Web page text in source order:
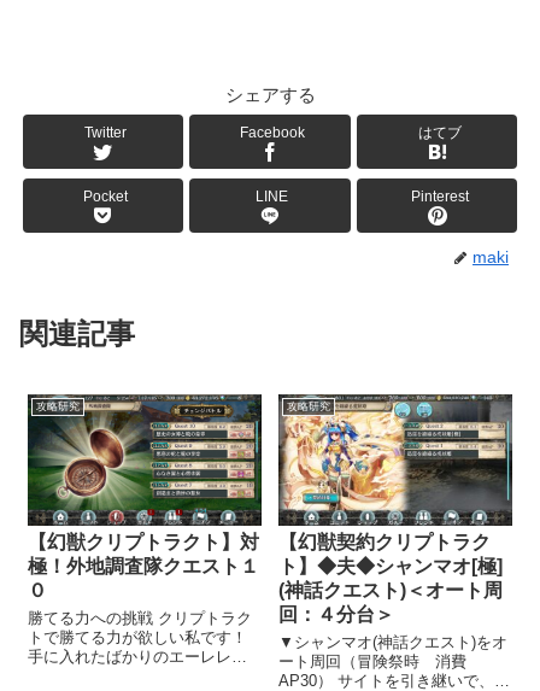
シェアする
Twitter Facebook はてブ
Pocket LINE Pinterest
maki
関連記事
攻略研究
【幻獣クリプトラクト】対
極！外地調査隊クエスト１
０
勝てる力への挑戦 クリプトラク
トで勝てる力が欲しい私です！
手に入れたばかりのエーレレー
攻略研究
【幻獣契約クリプトラク
ト】◆夫◆シャンマオ[極]
(神話クエスト)＜オート周
回：４分台＞
▼シャンマオ(神話クエスト)をオ
ート周回（冒険祭時 消費
AP30） サイトを引き継いで、攻